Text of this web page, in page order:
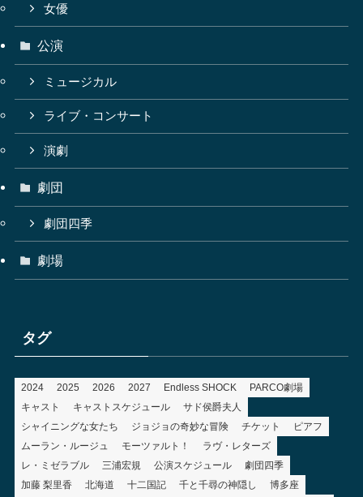
女優
公演
ミュージカル
ライブ・コンサート
演劇
劇団
劇団四季
劇場
タグ
2024 2025 2026 2027 Endless SHOCK
PARCO劇場
キャスト
キャストスケジュール
サド侯爵夫人
シャイニングな女たち
ジョジョの奇妙な冒険 チケット
ピアフ
ムーラン・ルージュ
モーツァルト！
ラヴ・レターズ
レ・ミゼラブル
三浦宏規 公演スケジュール
劇団四季
加藤 梨里香
北海道 十二国記 千と千尋の神隠し 博多座